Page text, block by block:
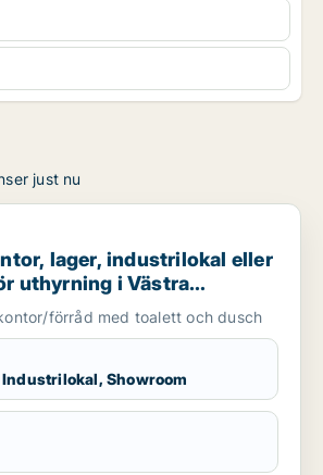
just nu
lager, industrilokal eller showroom för
lager, industrilokal eller
uthyrning i Västra
förråd med toalett och dusch
Industrilokal, Showroom